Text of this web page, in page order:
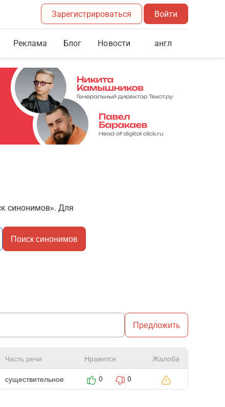
Зарегистрироваться Войти
Реклама Блог Новости англ
синонимов». Для
Поиск синонимов
Предложить
Часть речи Нравится Жалоба
существительное 0 0